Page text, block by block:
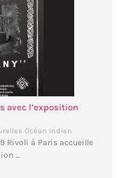
avec l’exposition
Océan Indien
Rivoli à Paris accueille
…